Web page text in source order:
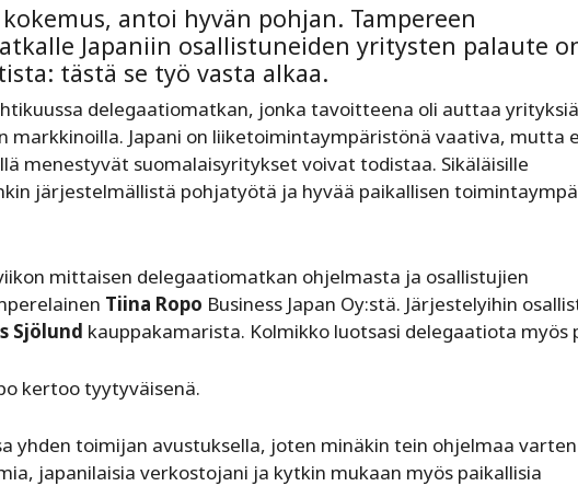
antoi hyvän pohjan. Tampereen
Japaniin osallistuneiden yritysten palaute
tästä se työ vasta alkaa.
delegaatiomatkan, jonka tavoitteena oli auttaa yrityksiä
markkinoilla. Japani on liiketoimintaympäristönä vaativa, mutta
menestyvät suomalaisyritykset voivat todistaa. Sikäläisille
järjestelmällistä pohjatyötä ja hyvää paikallisen
mittaisen delegaatiomatkan ohjelmasta ja osallistujien
Tiina Ropo Business Japan Oy:stä. Järjestelyihin
Sjölund kauppakamarista. Kolmikko luotsasi delegaatiota myös
kertoo tyytyväisenä.
yhden toimijan avustuksella, joten minäkin tein ohjelmaa
japanilaisia verkostojani ja kytkin mukaan myös paikallisia